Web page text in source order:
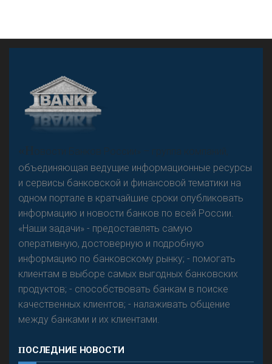
«Н
овости Банков России» – группа компаний,
объединяющая ведущие информационные ресурсы
и сервисы банковской и финансовой тематики на
одном портале в кратчайшие сроки опубликовать
информацию и новости банков по всей России.
«Наши задачи» - предоставлять самую
оперативную, достоверную и подробную
информацию по банковскому рынку; - помогать
клиентам в выборе самых выгодных банковских
продуктов; - способствовать банкам в поиске
качественных клиентов; - налаживать общение
между банками и их клиентами.
ПОСЛЕДНИЕ НОВОСТИ